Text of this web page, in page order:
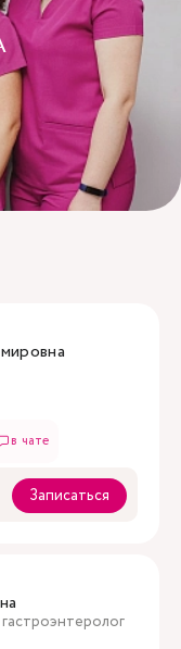
в чате
Записаться